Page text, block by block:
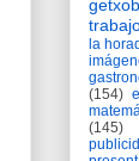
la
(154)
(145)